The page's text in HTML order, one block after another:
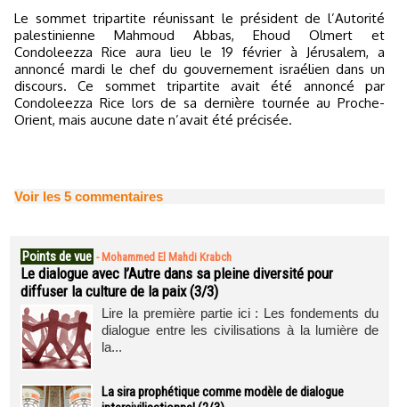
Le sommet tripartite réunissant le président de l’Autorité
palestinienne Mahmoud Abbas, Ehoud Olmert et
Condoleezza Rice aura lieu le 19 février à Jérusalem, a
annoncé mardi le chef du gouvernement israélien dans un
discours. Ce sommet tripartite avait été annoncé par
Condoleezza Rice lors de sa dernière tournée au Proche-
Orient, mais aucune date n’avait été précisée.
Voir les 5 commentaires
Points de vue - Mohammed El Mahdi Krabch
Le dialogue avec l’Autre dans sa pleine diversité pour
diffuser la culture de la paix (3/3)
Lire la première partie ici : Les fondements du
dialogue entre les civilisations à la lumière de
la...
La sira prophétique comme modèle de dialogue